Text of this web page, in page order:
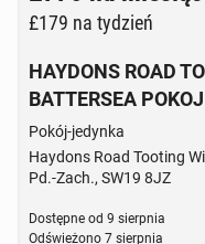
£179 na tydzień
HAYDONS ROAD
BATTERSEA
Pokój-jedynka
Haydons Road Tooting
Pd.-Zach., SW19 8JZ
Dostępne od 9 sierpnia
Odświeżono 7 sierpnia